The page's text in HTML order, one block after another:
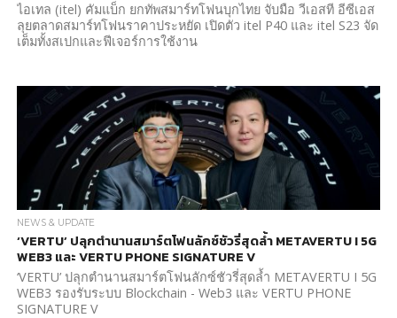
ไอเทล (itel) คัมแบ็ก ยกทัพสมาร์ทโฟนบุกไทย จับมือ วีเอสที อีซีเอส
ลุยตลาดสมาร์ทโฟนราคาประหยัด เปิดตัว itel P40 และ itel S23 จัด
เต็มทั้งสเปกและฟีเจอร์การใช้งาน
NEWS & UPDATE
‘VERTU’ ปลุกตำนานสมาร์ตโฟนลักซ์ชัวรี่สุดล้ำ METAVERTU I 5G
WEB3 และ VERTU PHONE SIGNATURE V
‘VERTU’ ปลุกตำนานสมาร์ตโฟนลักซ์ชัวรี่สุดล้ำ METAVERTU I 5G
WEB3 รองรับระบบ Blockchain - Web3 และ VERTU PHONE
SIGNATURE V